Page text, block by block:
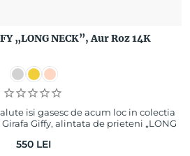
„LONG NECK”, Aur Roz 14K
isi gasesc de acum loc in colectia
Giffy, alintata de prieteni „LONG
550 LEI